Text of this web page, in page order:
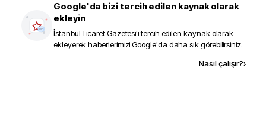
Google'da bizi tercih edilen kaynak olarak
ekleyin
İstanbul Ticaret Gazetesi'i tercih edilen kaynak olarak
ekleyerek haberlerimizi Google'da daha sık görebilirsiniz.
Nasıl çalışır?›